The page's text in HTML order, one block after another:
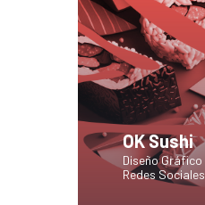
OK Sushi
Diseño Gráfico
Redes Sociales